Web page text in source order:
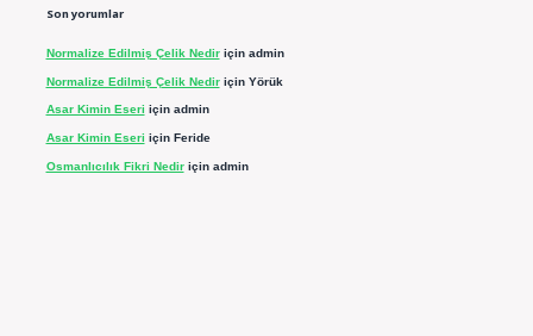
Son yorumlar
Normalize Edilmiş Çelik Nediriçin admin
Normalize Edilmiş Çelik Nediriçin Yörük
Asar Kimin Eseri için admin
Asar Kimin Eseri için Feride
Osmanlıcılık Fikri Nediriçin admin